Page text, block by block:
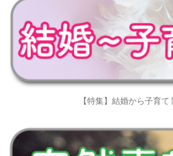
【特集】結婚から子育